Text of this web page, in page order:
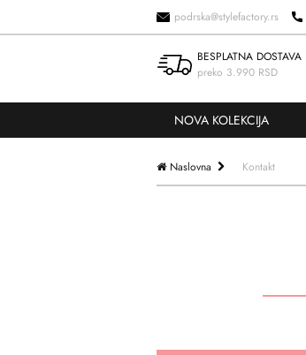
podrska@stylefactory.rs
BESPLATNA DOSTAVA
preko 3.990 RSD
NOVA KOLEKCIJA
Naslovna Kontakt